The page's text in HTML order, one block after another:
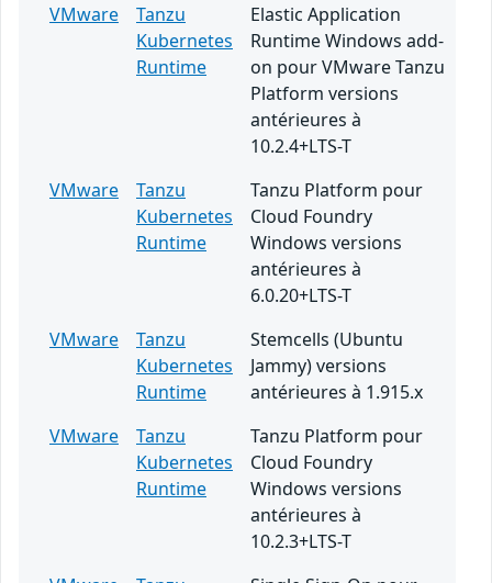
VMware
Tanzu
Kubernetes
Runtime
Elastic Application
Runtime Windows add-
on pour VMware Tanzu
Platform versions
antérieures à
10.2.4+LTS-T
VMware
Tanzu
Kubernetes
Runtime
Tanzu Platform pour
Cloud Foundry
Windows versions
antérieures à
6.0.20+LTS-T
VMware
Tanzu
Kubernetes
Runtime
Stemcells (Ubuntu
Jammy) versions
antérieures à 1.915.x
VMware
Tanzu
Kubernetes
Runtime
Tanzu Platform pour
Cloud Foundry
Windows versions
antérieures à
10.2.3+LTS-T